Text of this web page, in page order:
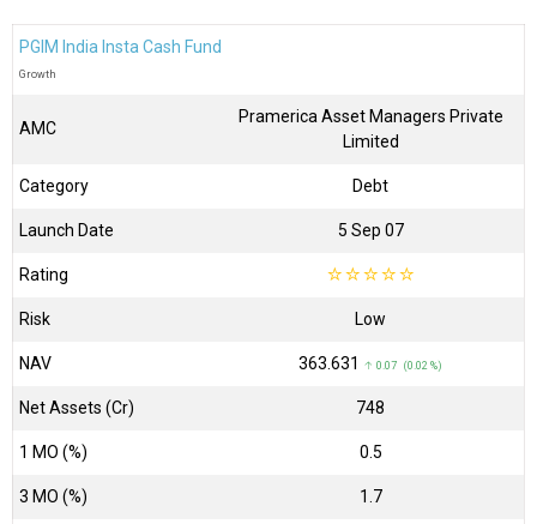
PGIM India Insta Cash Fund
Growth
AMC
Pramerica Asset Managers Private
Limited
Category Debt
Launch Date 5 Sep 07
Rating ☆☆☆☆☆
Risk Low
NAV ₹363.631 ↑ 0.07 (0.02 %)
Net Assets (Cr) ₹748
1 MO (%) 0.5
3 MO (%) 1.7